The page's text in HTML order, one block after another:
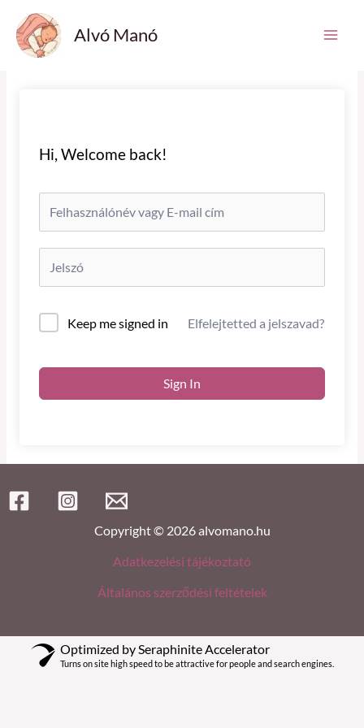
content
Alvó Manó
Hi, Welcome back!
Keep me signed in Elfelejtetted a jelszavad?
Sign In
Copyright © 2026 alvomano.hu
Adatkezelési tájékoztató
Általános szerződési feltételek
Optimized by Seraphinite Accelerator
Turns on site high speed to be attractive for people and search engines.